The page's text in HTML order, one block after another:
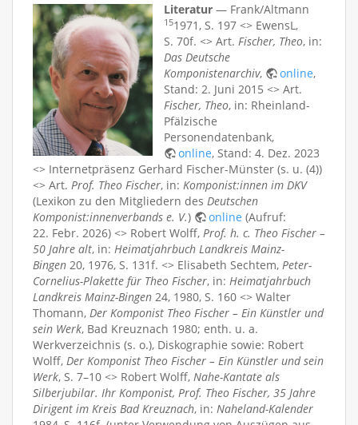
Literatur — Frank/Altmann
151971, S. 197 <> EwensL,
S. 70f. <> Art. Fischer, Theo, in:
Das Deutsche
Komponistenarchiv, online,
Stand: 2. Juni 2015 <> Art.
Fischer, Theo, in: Rheinland-
Pfälzische
Personendatenbank,
online, Stand: 4. Dez. 2023
<> Internetpräsenz Gerhard Fischer-Münster (s. u. (4))
<> Art. Prof. Theo Fischer, in: Komponist:innen im DKV
(Lexikon zu den Mitgliedern des Deutschen
Komponist:innenverbands e. V.) online (Aufruf:
22. Febr. 2026) <> Robert Wolff, Prof. h. c. Theo Fischer –
50 Jahre alt, in: Heimatjahrbuch Landkreis Mainz-
Bingen 20, 1976, S. 131f. <> Elisabeth Sechtem, Peter-
Cornelius-Plakette für Theo Fischer, in: Heimatjahrbuch
Landkreis Mainz-Bingen 24, 1980, S. 160 <> Walter
Thomann, Der Komponist Theo Fischer – Ein Künstler und
sein Werk, Bad Kreuznach 1980; enth. u. a.
Werkverzeichnis (s. o.), Diskographie sowie: Robert
Wolff, Der Komponist Theo Fischer – Ein Künstler und sein
Werk, S. 7–10 <> Robert Wolff, Nahe-Kantate als
Silberjubilar. Ihr Komponist, Prof. Theo Fischer, 35 Jahre
Dirigent im Kreis Bad Kreuznach, in: Naheland-Kalender